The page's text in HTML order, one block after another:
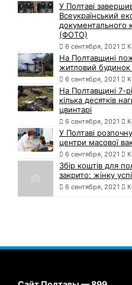
У Полтаві
Всеукраїнський
документального
(ФОТО)
6 сентября, 2021
На Полтавщині
житловий будинок
6 сентября, 2021
На Полтавщині 7-
кілька десятків
цвинтарі
6 сентября, 2021
У Полтаві
центри масової
6 сентября, 2021
Збір коштів для
закрито: жінку
6 сентября, 2021